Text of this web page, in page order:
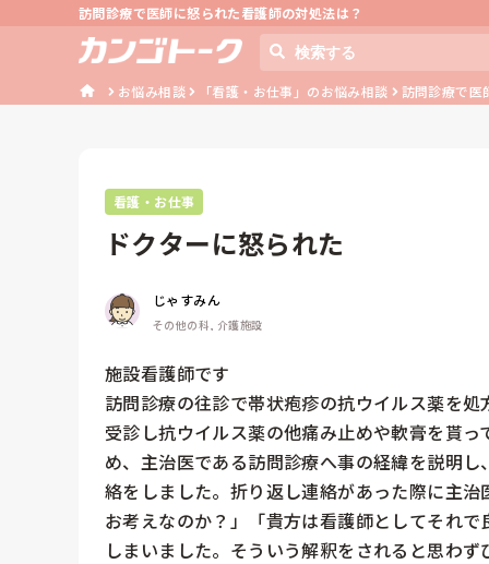
訪問診療で医師に怒られた看護師の対処法は？
お悩み相談 「看護・お仕事」のお悩み相談 訪問診療で医
看護・お仕事
ドクターに怒られた
じゃすみん
その他の科, 介護施設
施設看護師です
訪問診療の往診で帯状疱疹の抗ウイルス薬を
受診し抗ウイルス薬の他痛み止めや軟膏を貰
め、主治医である訪問診療へ事の経緯を説明
絡をしました。折り返し連絡があった際に主
お考えなのか？」「貴方は看護師としてそれ
しまいました。そういう解釈をされると思わ